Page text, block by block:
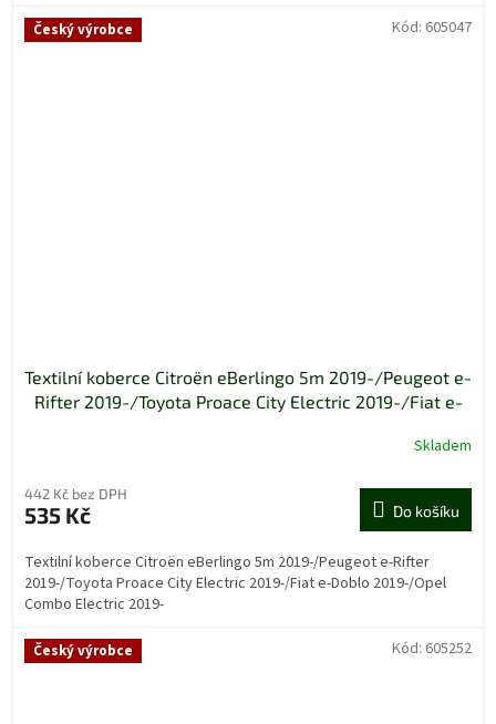
Český výrobce
Textilní koberce Citroën eBerlingo 5m 2019-/Peugeot e-
Rifter 2019-/Toyota Proace City Electric 2019-/Fiat e-
Skladem
442 Kč bez DPH
535 Kč Do košíku
Textilní koberce Citroën eBerlingo 5m 2019-/Peugeot e-Rifter
2019-/Toyota Proace City Electric 2019-/Fiat e-Doblo 2019-/Opel
Combo Electric 2019-
Kód: 605047
Český výrobce Kód: 605252